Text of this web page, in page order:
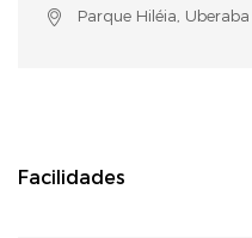
Parque Hiléia,
Facilidades